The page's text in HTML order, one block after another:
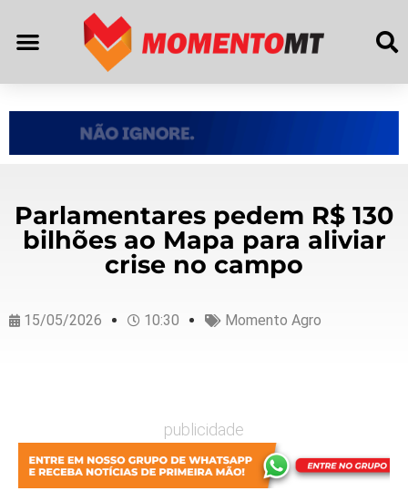
Parlamentares pedem R$ 130
bilhões ao Mapa para aliviar
crise no campo
15/05/2026 10:30 Momento Agro
publicidade